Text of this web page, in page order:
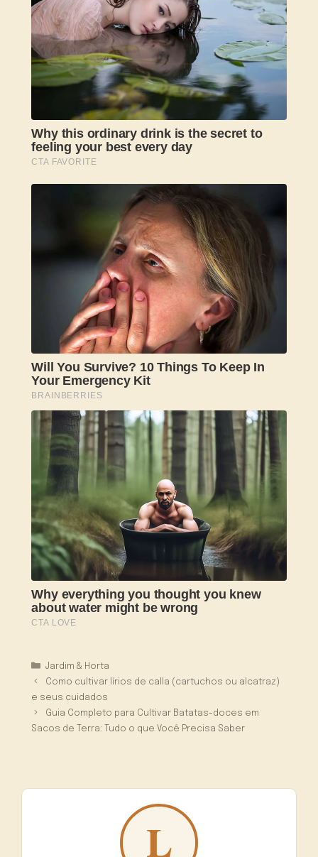
Categorias
Jardim & Horta
Como cultivar lírios de calla (cartuchos ou alcatraz)
e seus cuidados
Guia Completo para Cultivar Batatas-doces em
Sacos de Terra: Tudo o que Você Precisa Saber